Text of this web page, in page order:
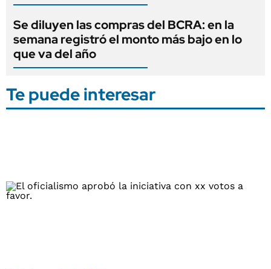
Se diluyen las compras del BCRA: en la
semana registró el monto más bajo en lo
que va del año
Te puede interesar